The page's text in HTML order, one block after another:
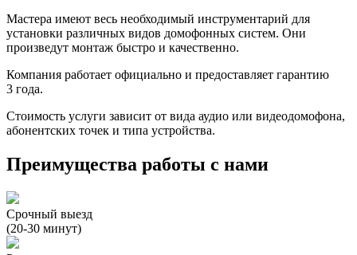
Мастера имеют весь необходимый инструментарий для
установки различных видов домофонных систем. Они
произведут монтаж быстро и качественно.
Компания работает официально и предоставляет гарантию
3 года.
Стоимость услуги зависит от вида аудио или видеодомофона,
абонентских точек и типа устройства.
Преимущества работы с нами
Срочный выезд
(20-30 минут)